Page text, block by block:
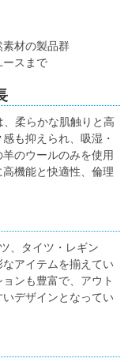
材の製品群
ースまで
柔らかな肌触りと高
も抑えられ、吸湿・
のウールのみを使用
機能と快適性、倫理
、タイツ・レギン
アイテムを揃えてい
ンも豊富で、アウト
いデザインとなってい